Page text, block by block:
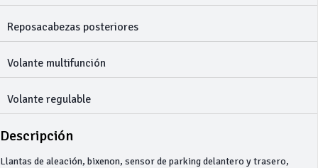
Reposacabezas posteriores
Volante multifunción
Volante regulable
Descripción
Llantas de aleación, bixenon, sensor de parking delantero y trasero,